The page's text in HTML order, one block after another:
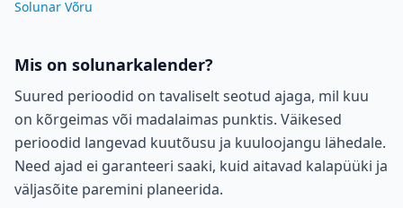
Solunar Võru
Mis on solunarkalender?
Suured perioodid on tavaliselt seotud ajaga, mil kuu
on kõrgeimas või madalaimas punktis. Väikesed
perioodid langevad kuutõusu ja kuuloojangu lähedale.
Need ajad ei garanteeri saaki, kuid aitavad kalapüüki ja
väljasõite paremini planeerida.